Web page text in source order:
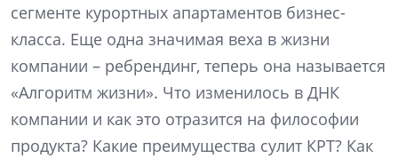
сегменте курортных апартаментов бизнес-
класса. Еще одна значимая веха в жизни
компании – ребрендинг, теперь она называется
«Алгоритм жизни». Что изменилось в ДНК
компании и как это отразится на философии
продукта? Какие преимущества сулит КРТ? Как